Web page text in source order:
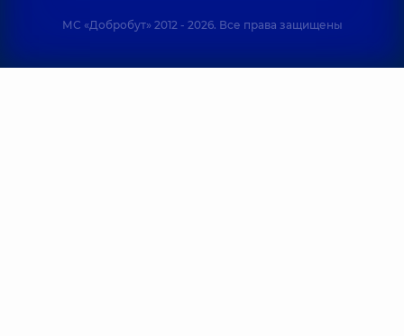
МС «Добробут» 2012 - 2026. Все права защищены